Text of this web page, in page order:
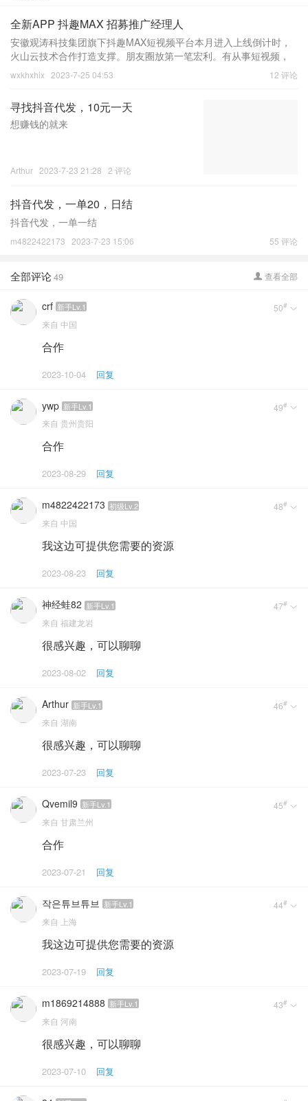
全新APP 抖趣MAX 招募推广经理人
安徽观涛科技集团旗下​抖趣MAX短视频平台本月进入上线倒计时，
火山云技术合作打造支撑。​朋友圈放第一笔宏利。有从事短视频，
主播，电商，供应商，本地商家，MCN机构，感兴趣可以和我联
wxkhxhix 2023-7-25 04:53 12 评论
寻找抖音代发，10元一天
想赚钱的就来
Arthur 2023-7-23 21:28 2 评论
抖音代发，一单20，日结
抖音代发，一单一结
m4822422173 2023-7-23 15:06 55 评论
 查看全部
全部评论49
crf 新手Lv.1 50# 
来自 中国
合作
2023-10-04 回复
ywp 新手Lv.1 49# 
来自 贵州贵阳
合作
2023-08-29 回复
m4822422173 初级Lv.2 48# 
来自 中国
我这边可提供您需要的资源
2023-08-23 回复
神经蛙82 新手Lv.1 47# 
来自 福建龙岩
很感兴趣，可以聊聊
2023-08-02 回复
Arthur 新手Lv.1 46# 
来自 湖南
很感兴趣，可以聊聊
2023-07-23 回复
Qvemil9 新手Lv.1 45# 
来自 甘肃兰州
合作
2023-07-21 回复
작은튜브튜브 新手Lv.1 44# 
来自 上海
我这边可提供您需要的资源
2023-07-19 回复
m1869214888 新手Lv.1 43# 
来自 河南
很感兴趣，可以聊聊
2023-07-10 回复